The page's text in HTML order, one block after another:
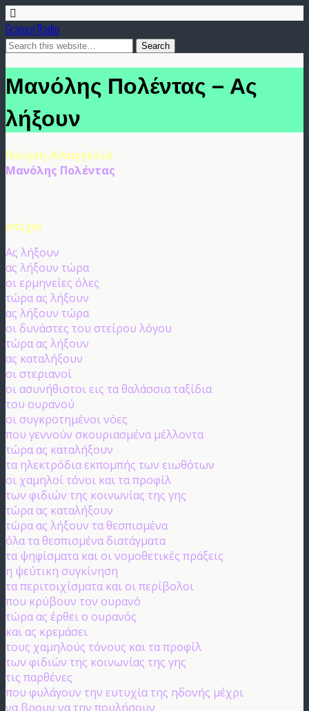
Granazi Radio
Μανόλης Πολέντας – Ας
λήξουν
Ποίηση-Απαγγελία
Μανόλης Πολέντας
στίχοι
Ας λήξουν
ας λήξουν τώρα
οι ερμηνείες όλες
τώρα ας λήξουν
ας λήξουν τώρα
οι δυνάστες του στείρου λόγου
τώρα ας λήξουν
ας καταλήξουν
οι στεριανοί
οι ασυνήθιστοι εις τα θαλάσσια ταξίδια
του ουρανού
οι συγκροτημένοι νόες
που γεννούν σκουριασμένα μέλλοντα
τώρα ας καταλήξουν
τα ηλεκτρόδια εκπομπής των ειωθότων
οι χαμηλοί τόνοι και τα προφίλ
των φιδιών της κοινωνίας της γης
τώρα ας καταλήξουν
τώρα ας λήξουν τα θεσπισμένα
όλα τα θεσπισμένα διατάγματα
τα ψηφίσματα και οι νομοθετικές πράξεις
η ψεύτικη συγκίνηση
τα περιτοιχίσματα και οι περίβολοι
που κρύβουν τον ουρανό
τώρα ας έρθει ο ουρανός
και ας κρεμάσει
τους χαμηλούς τόνους και τα προφίλ
των φιδιών της κοινωνίας της γης
τις παρθένες
που φυλάγουν την ευτυχία της ηδονής μέχρι
να βρουν να την πουλήσουν